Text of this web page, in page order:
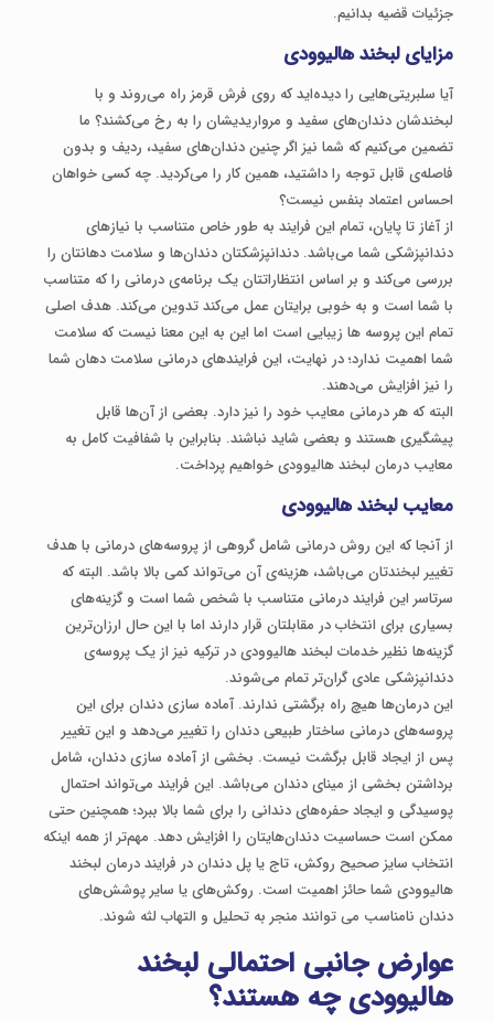
جزئیات قضیه بدانیم.
مزایای لبخند هالیوودی
آیا سلبریتی‌هایی را دیده‌اید که روی فرش قرمز راه می‌روند و با
لبخندشان دندان‌های سفید و مرواریدیشان را به رخ می‌کشند؟ ما
تضمین می‌کنیم که شما نیز اگر چنین دندان‌های سفید، ردیف و بدون
فاصله‌ی قابل توجه را داشتید، همین کار را می‌کردید. چه کسی خواهان
احساس اعتماد بنفس نیست؟
از آغاز تا پایان، تمام این فرایند به طور خاص متناسب با نیازهای
دندانپزشکی شما می‌باشد. دندانپزشکتان دندان‌ها و سلامت دهانتان را
بررسی می‌کند و بر اساس انتظاراتتان یک برنامه‌ی درمانی را که متناسب
با شما است و به خوبی برایتان عمل می‌کند تدوین می‌کند. هدف اصلی
تمام این پروسه‌ ها زیبایی است اما این به این معنا نیست که سلامت
شما اهمیت ندارد؛ در نهایت، این فرایندهای درمانی سلامت دهان شما
را نیز افزایش می‌دهند.
البته که هر درمانی معایب خود را نیز دارد. بعضی از آن‌ها قابل
پیشگیری هستند و بعضی شاید نباشند. بنابراین با شفافیت کامل به
معایب درمان لبخند هالیوودی خواهیم پرداخت.
معایب لبخند هالیوودی
از آنجا که این روش درمانی شامل گروهی از پروسه‌های درمانی با هدف
تغییر لبخندتان می‌باشد، هزینه‌ی آن می‌تواند کمی بالا باشد. البته که
سرتاسر این فرایند درمانی متناسب با شخص شما است و گزینه‌های
بسیاری برای انتخاب در مقابلتان قرار دارند اما با این حال ارزان‌ترین
گزینه‌ها نظیر خدمات لبخند هالیوودی در ترکیه نیز از یک پروسه‌ی
دندانپزشکی عادی گران‌تر تمام می‌شوند.
این درمان‌ها هیچ راه برگشتی ندارند. آماده سازی دندان برای این
پروسه‌های درمانی ساختار طبیعی دندان را تغییر می‌دهد و این تغییر
پس از ایجاد قابل برگشت نیست. بخشی از آماده سازی دندان، شامل
برداشتن بخشی از مینای دندان می‌باشد. این فرایند می‌تواند احتمال
پوسیدگی و ایجاد حفره‌های دندانی را برای شما بالا ببرد؛ همچنین حتی
ممکن است حساسیت دندان‌هایتان را افزایش دهد. مهم‌تر از همه اینکه
انتخاب سایز صحیح روکش، تاج یا پل دندان در فرایند درمان لبخند
هالیوودی شما حائز اهمیت است. روکش‌های یا سایر پوشش‌های
دندان نامناسب می توانند منجر به تحلیل و التهاب لثه شوند.
عوارض جانبی احتمالی لبخند
هالیوودی چه هستند؟